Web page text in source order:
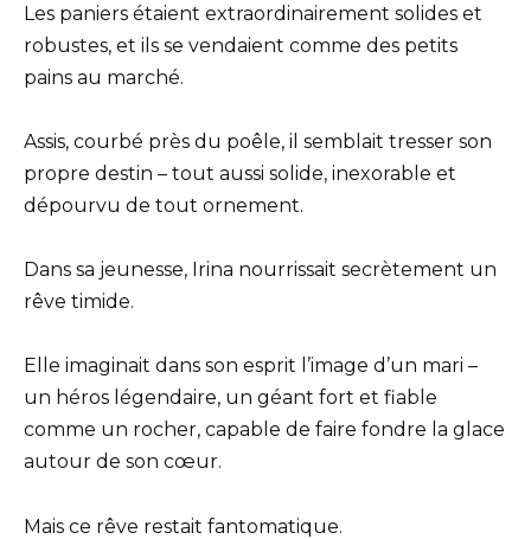
Les paniers étaient extraordinairement solides et
robustes, et ils se vendaient comme des petits
pains au marché.
Assis, courbé près du poêle, il semblait tresser son
propre destin – tout aussi solide, inexorable et
dépourvu de tout ornement.
Dans sa jeunesse, Irina nourrissait secrètement un
rêve timide.
Elle imaginait dans son esprit l’image d’un mari –
un héros légendaire, un géant fort et fiable
comme un rocher, capable de faire fondre la glace
autour de son cœur.
Mais ce rêve restait fantomatique.